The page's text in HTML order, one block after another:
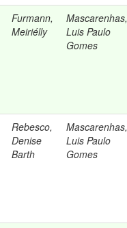
Furmann,
Meiriélly
Mascarenhas,
Luis Paulo
Gomes
Rebesco,
Denise
Barth
Mascarenhas,
Luis Paulo
Gomes